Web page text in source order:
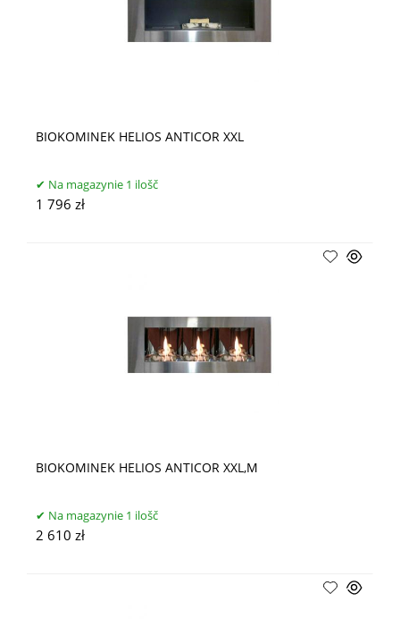
BIOKOMINEK HELIOS ANTICOR XXL
Na magazynie 1 ilošč
1 796 zł
BIOKOMINEK HELIOS ANTICOR XXL,M
Na magazynie 1 ilošč
2 610 zł